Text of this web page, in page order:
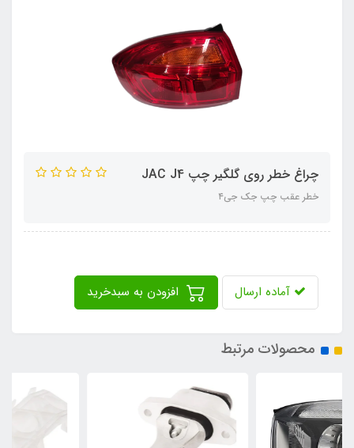
چراغ خطر روی گلگیر چپ JAC J4
خطر عقب چپ جک جی۴
آماده ارسال
محصولات مرتبط